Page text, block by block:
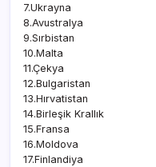
7.Ukrayna
8.Avustralya
9.Sırbistan
10.Malta
11.Çekya
12.Bulgaristan
13.Hırvatistan
14.Birleşik Krallık
15.Fransa
16.Moldova
17.Finlandiya